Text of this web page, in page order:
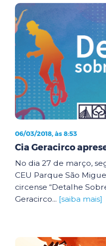
06/03/2018, às 8:53
Cia Geracirco
No dia 27 de março,
CEU Parque São
circense “Detalhe
Geracirco... [saiba mais]